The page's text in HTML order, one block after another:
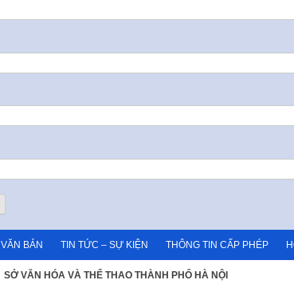
VĂN BẢN TIN TỨC – SỰ KIỆN THÔNG TIN CẤP PHÉP
SỞ VĂN HÓA VÀ THỂ THAO THÀNH PHỐ HÀ NỘI